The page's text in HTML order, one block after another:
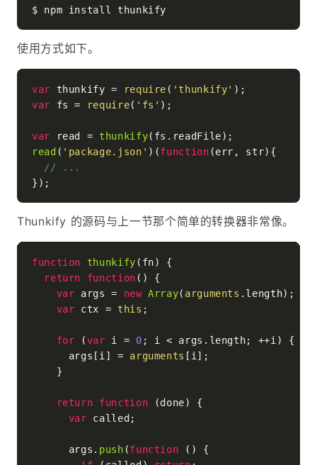
使用方式如下。
var thunkify = require ( 'thunkify'
var fs = require( 'fs' );
var read = thunkify(fs. readFile
read ( 'package.json' )(function (err, str){
// ...
Thunkify 的源码与上一节那个简单的转换器非常像。
function thunkify ( fn) {
return
function ( ) {
var args = new Array( arguments . length);
var ctx = this ;
for (var i = 0 ; i < args. length; ++i) {
      args[i] =
arguments [i];
    }
return function (done) {
var called;
      args.
push (function ( ) {